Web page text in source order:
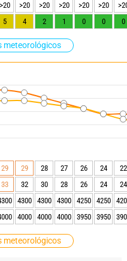
meteorológicos
meteorológicos
>20 >20 >20 >20 >20 >20
5 4 2 1 0 0 0
29 29 28 27 26 24
22
33 32 30 28 26 24
24
4300 4300 4300 4250 4250
4000 4000 4000 3950 3950